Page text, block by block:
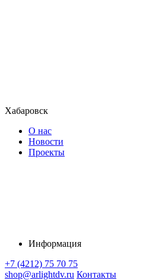
Хабаровск
О нас
Новости
Проекты
Информация
+7 (4212) 75 70 75
shop@arlightdv.ru Контакты